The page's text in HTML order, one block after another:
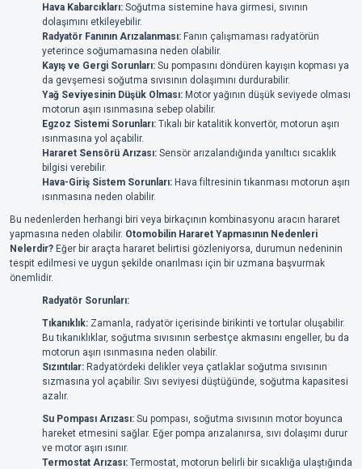
Hava Kabarcıkları: Soğutma sistemine hava girmesi, sıvının
dolaşımını etkileyebilir.
Radyatör Fanının Arızalanması: Fanın çalışmaması radyatörün
yeterince soğumamasına neden olabilir.
Kayış ve Gergi Sorunları: Su pompasını döndüren kayışın kopması ya
da gevşemesi soğutma sıvısının dolaşımını durdurabilir.
Yağ Seviyesinin Düşük Olması: Motor yağının düşük seviyede olması
motorun aşırı ısınmasına sebep olabilir.
Egzoz Sistemi Sorunları: Tıkalı bir katalitik konvertör, motorun aşırı
ısınmasına yol açabilir.
Hararet Sensörü Arızası: Sensör arızalandığında yanıltıcı sıcaklık
bilgisi verebilir.
Hava-Giriş Sistem Sorunları: Hava filtresinin tıkanması motorun aşırı
ısınmasına neden olabilir.
Bu nedenlerden herhangi biri veya birkaçının kombinasyonu aracın hararet
yapmasına neden olabilir. Otomobilin Hararet Yapmasının Nedenleri
Nelerdir? Eğer bir araçta hararet belirtisi gözleniyorsa, durumun nedeninin
tespit edilmesi ve uygun şekilde onarılması için bir uzmana başvurmak
önemlidir.
Radyatör Sorunları:
Tıkanıklık: Zamanla, radyatör içerisinde birikinti ve tortular oluşabilir.
Bu tıkanıklıklar, soğutma sıvısının serbestçe akmasını engeller, bu da
motorun aşırı ısınmasına neden olabilir.
Sızıntılar: Radyatördeki delikler veya çatlaklar soğutma sıvısının
sızmasına yol açabilir. Sıvı seviyesi düştüğünde, soğutma kapasitesi
azalır.
Su Pompası Arızası: Su pompası, soğutma sıvısının motor boyunca
hareket etmesini sağlar. Eğer pompa arızalanırsa, sıvı dolaşımı durur
ve motor aşırı ısınır.
Termostat Arızası: Termostat, motorun belirli bir sıcaklığa ulaştığında